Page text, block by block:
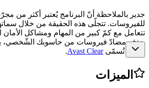
جدير بالملاحظة أنّ البرنامج يُعتبر أكثر من
للفيروسات. تتجلّى هذه الحقيقة من خلال
تتعامل مع كمّ كبير من المهام ومشاكل الأمان
حذف مضادّ فيروسات من حاسوبك الشّخصي،
خاصّة تُسمّىAvast Clear
.
الميزات